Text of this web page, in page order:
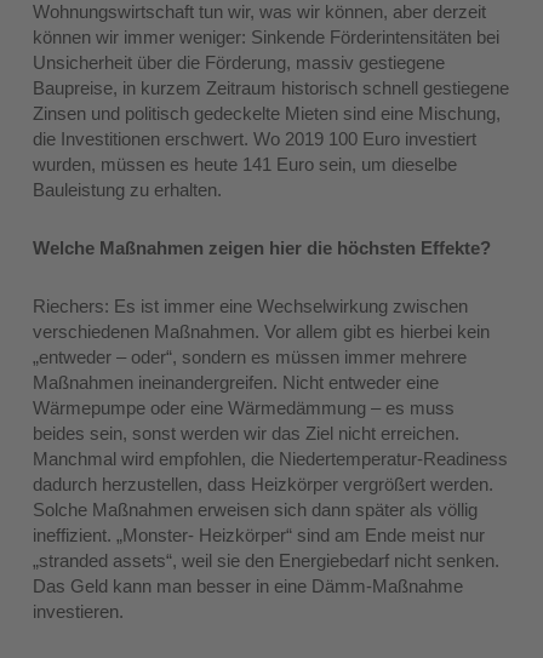
Wohnungswirtschaft tun wir, was wir können, aber derzeit
können wir immer weniger: Sinkende Förderintensitäten bei
Unsicherheit über die Förderung, massiv gestiegene
Baupreise, in kurzem Zeitraum historisch schnell gestiegene
Zinsen und politisch gedeckelte Mieten sind eine Mischung,
die Investitionen erschwert. Wo 2019 100 Euro investiert
wurden, müssen es heute 141 Euro sein, um dieselbe
Bauleistung zu erhalten.
Welche Maßnahmen zeigen hier die höchsten Effekte?
Riechers: Es ist immer eine Wechselwirkung zwischen
verschiedenen Maßnahmen. Vor allem gibt es hierbei kein
„entweder – oder“, sondern es müssen immer mehrere
Maßnahmen ineinandergreifen. Nicht entweder eine
Wärmepumpe oder eine Wärmedämmung – es muss
beides sein, sonst werden wir das Ziel nicht erreichen.
Manchmal wird empfohlen, die Niedertemperatur-Readiness
dadurch herzustellen, dass Heizkörper vergrößert werden.
Solche Maßnahmen erweisen sich dann später als völlig
ineffizient. „Monster- Heizkörper“ sind am Ende meist nur
„stranded assets“, weil sie den Energiebedarf nicht senken.
Das Geld kann man besser in eine Dämm-Maßnahme
investieren.